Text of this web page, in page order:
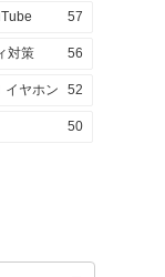
57
対策 56
イヤホン 52
50